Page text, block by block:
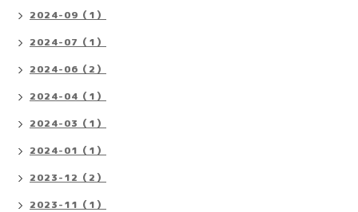
2024-09（1）
2024-07（1）
2024-06（2）
2024-04（1）
2024-03（1）
2024-01（1）
2023-12（2）
2023-11（1）